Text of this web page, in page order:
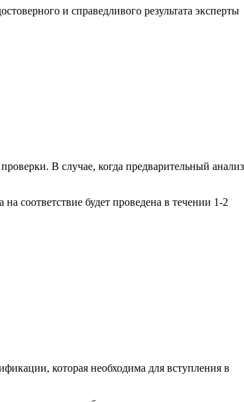
и справедливого результата эксперты
В случае, когда предварительный анализ
соответствие будет проведена в течении 1-2
которая необходима для вступления в